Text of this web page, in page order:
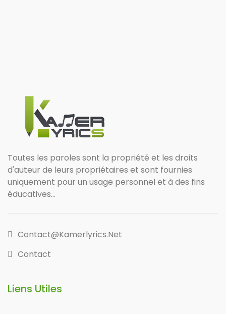
Toutes les paroles sont la propriété et les droits
d'auteur de leurs propriétaires et sont fournies
uniquement pour un usage personnel et à des fins
éducatives...
Contact@kamerlyrics.net
Contact
Liens Utiles